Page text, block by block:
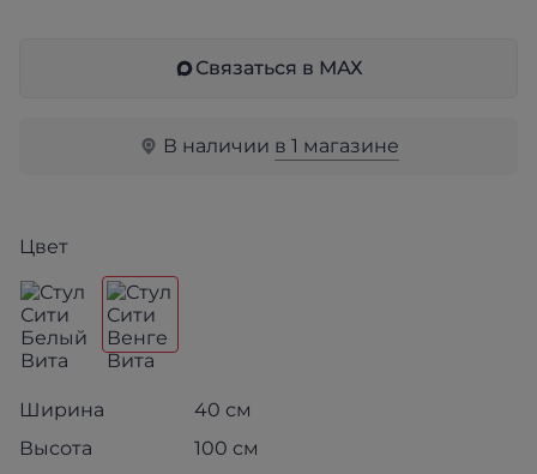
Связаться в МАХ
В наличии в 1 магазине
Цвет
Ширина
40 см
Высота
100 см